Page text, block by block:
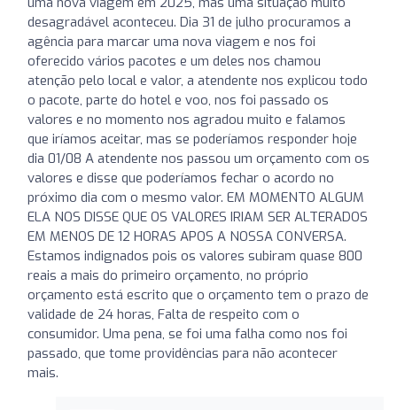
desagradável aconteceu. Dia 31 de julho procuramos a
agência para marcar uma nova viagem e nos foi
oferecido vários pacotes e um deles nos chamou
atenção pelo local e valor, a atendente nos explicou todo
o pacote, parte do hotel e voo, nos foi passado os
valores e no momento nos agradou muito e falamos
que iríamos aceitar, mas se poderíamos responder hoje
dia 01/08 A atendente nos passou um orçamento com os
valores e disse que poderíamos fechar o acordo no
próximo dia com o mesmo valor. EM MOMENTO ALGUM
ELA NOS DISSE QUE OS VALORES IRIAM SER ALTERADOS
EM MENOS DE 12 HORAS APOS A NOSSA CONVERSA.
Estamos indignados pois os valores subiram quase 800
reais a mais do primeiro orçamento, no próprio
orçamento está escrito que o orçamento tem o prazo de
validade de 24 horas, Falta de respeito com o
consumidor. Uma pena, se foi uma falha como nos foi
passado, que tome providências para não acontecer
mais.